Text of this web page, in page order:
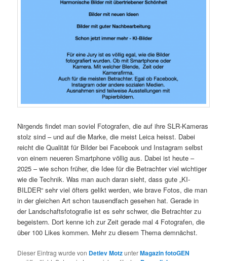
Nirgends findet man soviel Fotografen, die auf ihre SLR-Kameras
stolz sind – und auf die Marke, die meist Leica heisst. Dabei
reicht die Qualität für Bilder bei Facebook und Instagram selbst
von einem neueren Smartphone völlig aus. Dabei ist heute –
2025 – wie schon früher, die Idee für die Betrachter viel wichtiger
wie die Technik. Was man auch daran sieht, dass gute „KI-
BILDER“ sehr viel öfters gelikt werden, wie brave Fotos, die man
in der gleichen Art schon tausendfach gesehen hat. Gerade in
der Landschaftsfotografie ist es sehr schwer, die Betrachter zu
begeistern. Dort kenne ich zur Zeit gerade mal 4 Fotografen, die
über 100 Likes kommen. Mehr zu diesem Thema demnächst.
Dieser Eintrag wurde von Detlev MotzunterMagazin fotoGEN